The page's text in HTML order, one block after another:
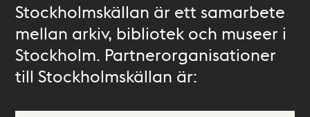
Stockholmskällan är ett samarbete
mellan arkiv, bibliotek och museer i
Stockholm. Partnerorganisationer
till Stockholmskällan är: